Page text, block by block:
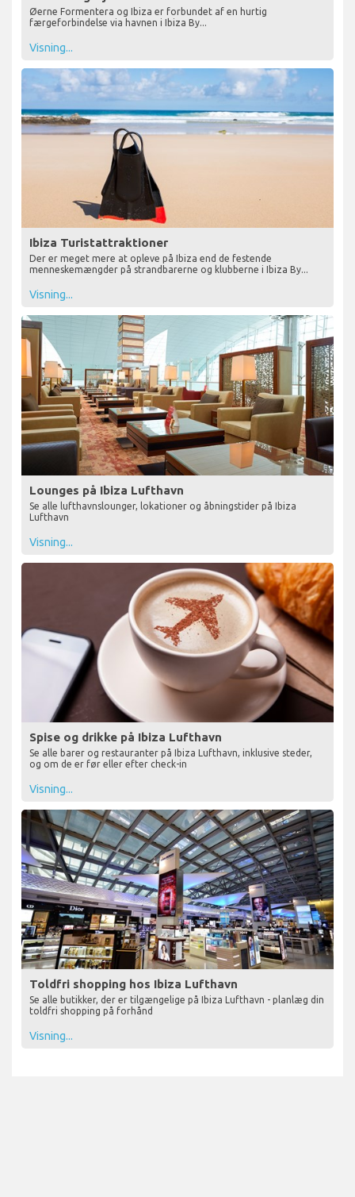
Øerne Formentera og Ibiza er forbundet af en hurtig
færgeforbindelse via havnen i Ibiza By...
Visning...
Ibiza Turistattraktioner
Der er meget mere at opleve på Ibiza end de festende
menneskemængder på strandbarerne og klubberne i Ibiza By...
Visning...
Lounges på Ibiza Lufthavn
Se alle lufthavnslounger, lokationer og åbningstider på Ibiza
Lufthavn
Visning...
Spise og drikke på Ibiza Lufthavn
Se alle barer og restauranter på Ibiza Lufthavn, inklusive steder,
og om de er før eller efter check-in
Visning...
Toldfri shopping hos Ibiza Lufthavn
Se alle butikker, der er tilgængelige på Ibiza Lufthavn - planlæg din
toldfri shopping på forhånd
Visning...